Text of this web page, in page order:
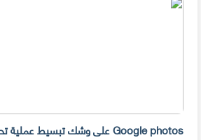
Google photos على وشك تبسيط عملية تحرير ملفات RAW